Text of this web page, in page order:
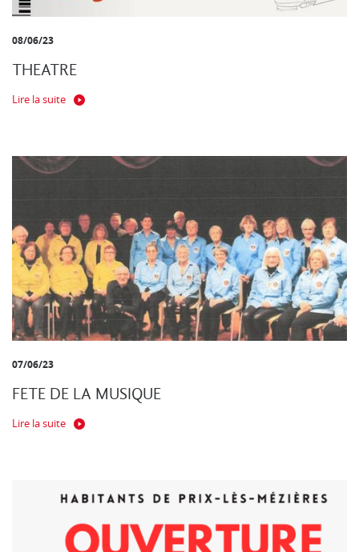
08/06/23
THEATRE
Lire la suite
07/06/23
FETE DE LA MUSIQUE
Lire la suite